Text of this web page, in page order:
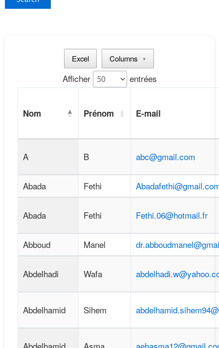
Excel Columns ▼
Afficher entrées
Nom Prénom E-mail
A B abc@gmail.com
Abada Fethi
Abada Fethi Fethi.06@hotmail.fr
Abboud Manel
Abdelhadi Wafa
Abdelhamid Sihem